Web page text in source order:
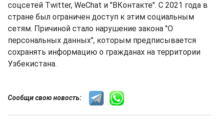
соцсетей Twitter, WeChat и "ВКонтакте". С 2021 года в
стране был ограничен доступ к этим социальным
сетям. Причиной стало нарушение закона "О
персональных данных", которым предписывается
сохранять информацию о гражданах на территории
Узбекистана.
Сообщи свою новость: